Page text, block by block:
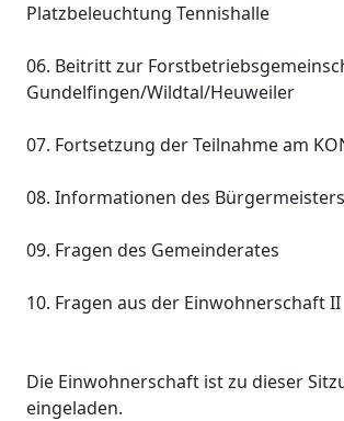
Platzbeleuchtung Tennishalle
06. Beitritt zur
Gundelfingen/Wildtal/Heuweiler
07. Fortsetzung der Teilnahme am
08. Informationen des Bürgermeisters
09. Fragen des Gemeinderates
10. Fragen aus der Einwohnerschaft II
Die Einwohnerschaft ist zu dieser
eingeladen.